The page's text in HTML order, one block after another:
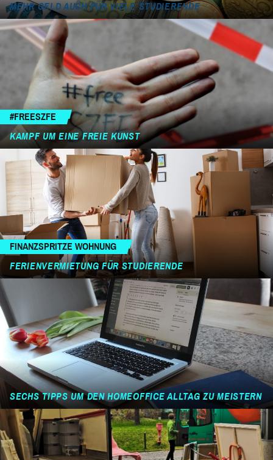
MEHR GELD AUCH FÜR VIELE STUDIERENDE
#FREESZFE
KAMPF UM EINE FREIE KUNST
FINANZSPRITZE WOHNUNG
FERIENVERMIETUNG FÜR STUDIERENDE
SECHS TIPPS UM DEN HOMEOFFICE ALLTAG ZU MEISTERN